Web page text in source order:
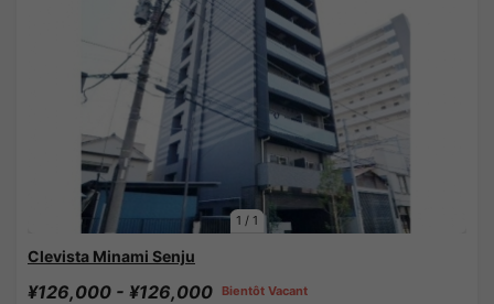
1 / 1
Clevista Minami Senju
¥126,000 - ¥126,000 Bientôt Vacant